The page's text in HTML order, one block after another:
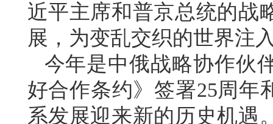
近平主席和普京总统的战
展，为变乱交织的世界注
今年是中俄战略协作伙
好合作条约》签署25周年
系发展迎来新的历史机遇